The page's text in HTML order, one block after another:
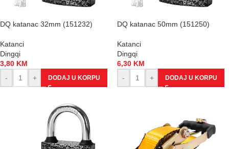
DQ katanac 32mm (151232)
Katanci
Dingqi
3,80 KM
-
+ DODAJ U KORPU
DQ katanac 50mm (151250)
Katanci
Dingqi
6,30 KM
-
+ DODAJ U KORPU